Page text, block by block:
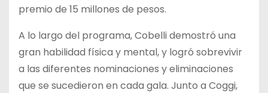
premio de 15 millones de pesos.
A lo largo del programa, Cobelli demostró una
gran habilidad física y mental, y logró sobrevivir
a las diferentes nominaciones y eliminaciones
que se sucedieron en cada gala. Junto a Coggi,